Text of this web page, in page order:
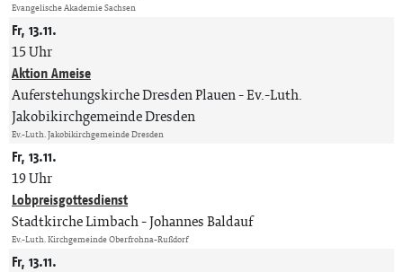
Evangelische Akademie Sachsen
Fr, 13.11.
15 Uhr
Aktion Ameise
Auferstehungskirche Dresden Plauen Ev.-Luth.
Jakobikirchgemeinde Dresden
Ev.-Luth. Jakobikirchgemeinde Dresden
Fr, 13.11.
19 Uhr
Lobpreisgottesdienst
Stadtkirche Limbach Johannes Baldauf
Ev.-Luth. Kirchgemeinde Oberfrohna-Rußdorf
Fr, 13.11.